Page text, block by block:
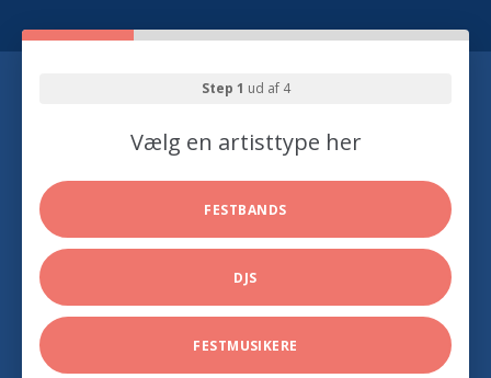
Step 1 ud af 4
Vælg en artisttype her
FESTBANDS
DJS
FESTMUSIKERE